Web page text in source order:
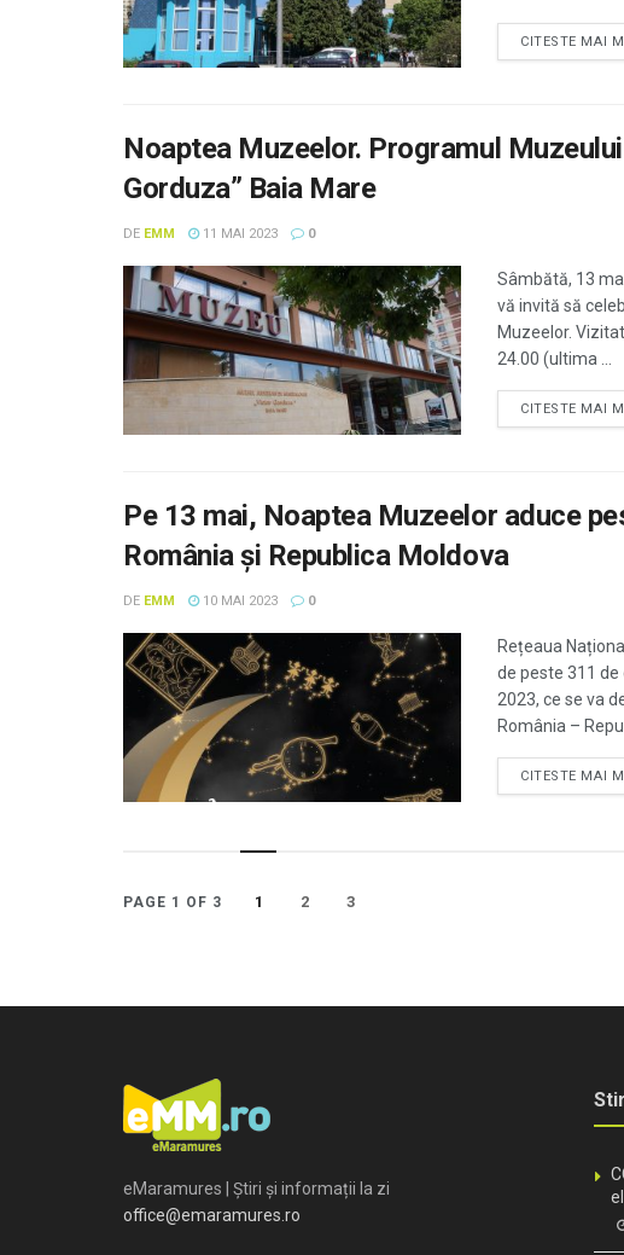
CITESTE MAI
Noaptea Muzeelor. Programul
Gorduza” Baia Mare
DE EMM 11 MAI 2023 0
Sâmbătă, 13
vă invită să
Muzeelor.
24.00 (ultima ...
CITESTE MAI
Pe 13 mai, Noaptea Muzeelor aduce
România și Republica Moldova
DE EMM 10 MAI 2023 0
Rețeaua
de peste 311
2023, ce se va
România –
CITESTE MAI
PAGE 1 OF 3 1 2 3
eMaramures | Știri și informații la zi
office@emaramures.ro